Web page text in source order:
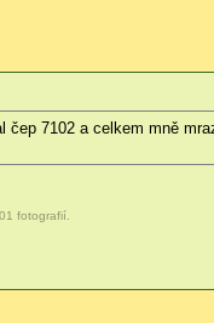
7102 a celkem mně
fotografií.